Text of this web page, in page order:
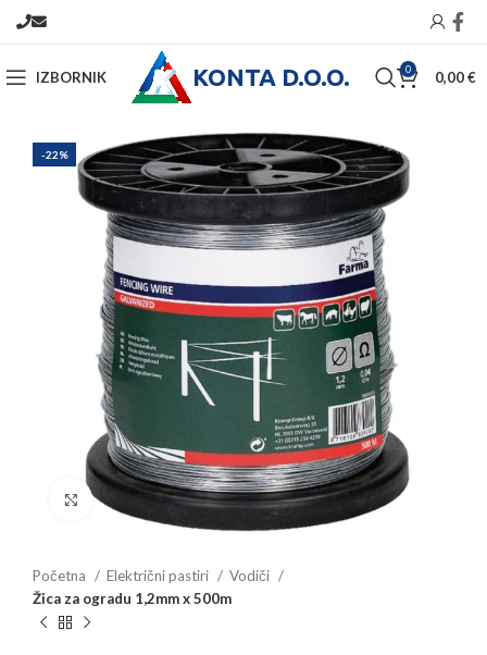
IZBORNIK KONTA D.O.O. 0 0,00€
-22%
Povećajte sliku
Početna Električni pastiri
Vodiči
Žica za ogradu 1,2mm x 500m